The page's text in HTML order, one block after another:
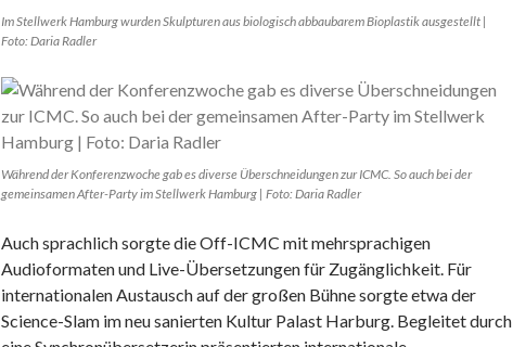
Im Stellwerk Hamburg wurden Skulpturen aus biologisch abbaubarem Bioplastik ausgestellt |
Foto: Daria Radler
Während der Konferenzwoche gab es diverse Überschneidungen zur ICMC. So auch bei der
gemeinsamen After-Party im Stellwerk Hamburg | Foto: Daria Radler
Auch sprachlich sorgte die Off-ICMC mit mehrsprachigen
Audioformaten und Live-Übersetzungen für Zugänglichkeit. Für
internationalen Austausch auf der großen Bühne sorgte etwa der
Science-Slam im neu sanierten Kultur Palast Harburg. Begleitet durch